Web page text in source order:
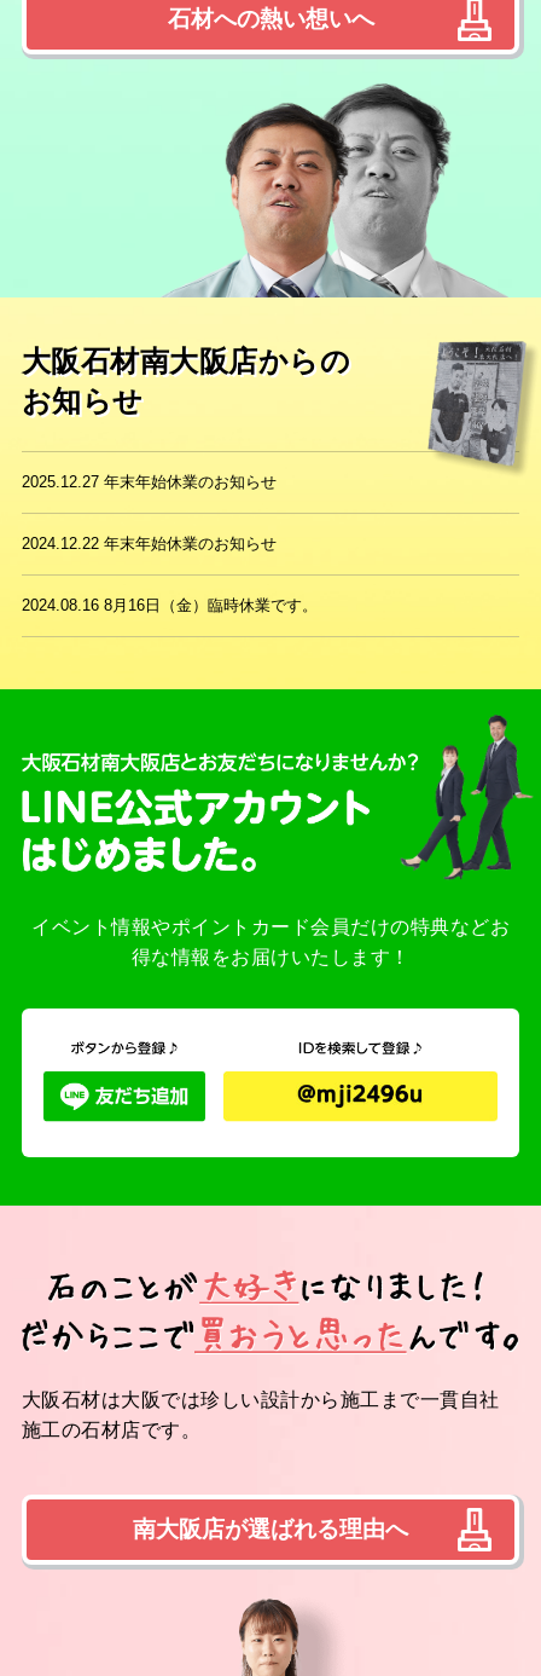
石材への熱い想いへ
大阪石材南大阪店からの
お知らせ
2025.12.27 年末年始休業のお知らせ
2024.12.22 年末年始休業のお知らせ
2024.08.16 8月16日（金）臨時休業です。
イベント情報やポイントカード会員だけの特典などお
得な情報をお届けいたします！
大阪石材は大阪では珍しい設計から施工まで一貫自社
施工の石材店です。
南大阪店が選ばれる理由へ